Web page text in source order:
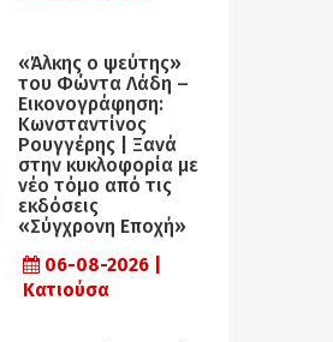
«Άλκης ο ψεύτης»
του Φώντα Λάδη –
Εικονογράφηση:
Κωνσταντίνος
Ρουγγέρης | Ξανά
στην κυκλοφορία με
νέο τόμο από τις
εκδόσεις
«Σύγχρονη Εποχή»
06-08-2026 |
Κατιούσα